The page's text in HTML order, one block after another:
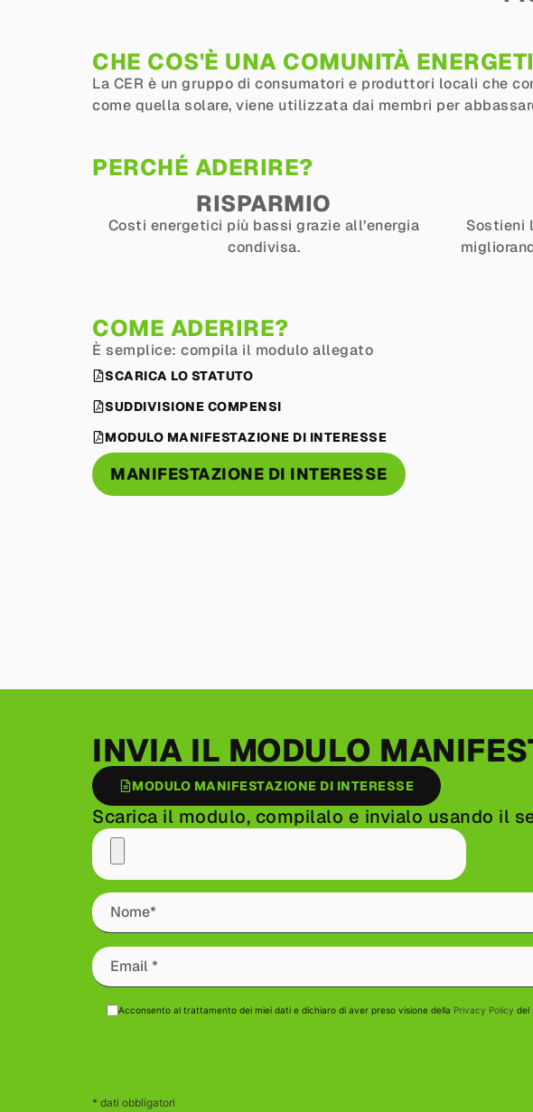
CHE COS'È UNA COMUNITÀ
La CER è un gruppo di consumatori e produttori locali che
come quella solare, viene utilizzata dai membri per
PERCHÉ ADERIRE?
RISPARMIO
Costi energetici più bassi grazie all’energia
condivisa.
Sostieni
COME ADERIRE?
È semplice: compila il modulo allegato
SCARICA LO STATUTO
SUDDIVISIONE COMPENSI
MODULO MANIFESTAZIONE DI INTERESSE
MANIFESTAZIONE DI INTERESSE
INVIA IL MODULO
MODULO MANIFESTAZIONE DI INTERESSE
Scarica il modulo, compilalo e invialo usando il
Acconsento al trattamento dei miei dati e dichiaro di aver preso visione della Privacy Policy del
* dati obbligatori